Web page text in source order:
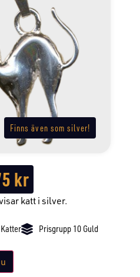
Finns även som silver!
kr
katt i silver.
Katter Prisgrupp 10 Guld